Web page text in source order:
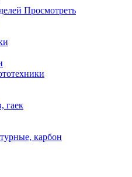
Просмотреть
гаек
карбон